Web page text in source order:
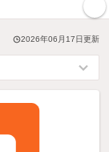
2026年06月17日更新